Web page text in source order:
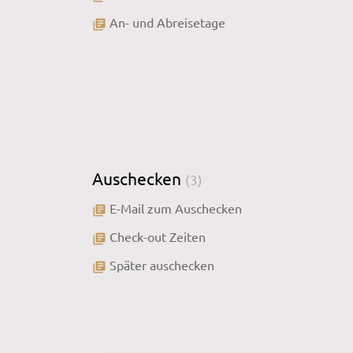
library_books An- und Abreisetage
Auschecken (3)
library_books E-Mail zum Auschecken
library_books Check-out Zeiten
library_books Später auschecken